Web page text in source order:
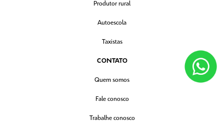
Produtor rural
Autoescola
Taxistas
CONTATO
Quem somos
Fale conosco
Trabalhe conosco